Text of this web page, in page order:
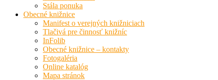
Stála ponuka
Obecné knižnice
Manifest o verejných knižniciach
Tlačivá pre činnosť knižníc
InFolib
Obecné knižnice – kontakty
Fotogaléria
Online katalóg
Mapa stránok